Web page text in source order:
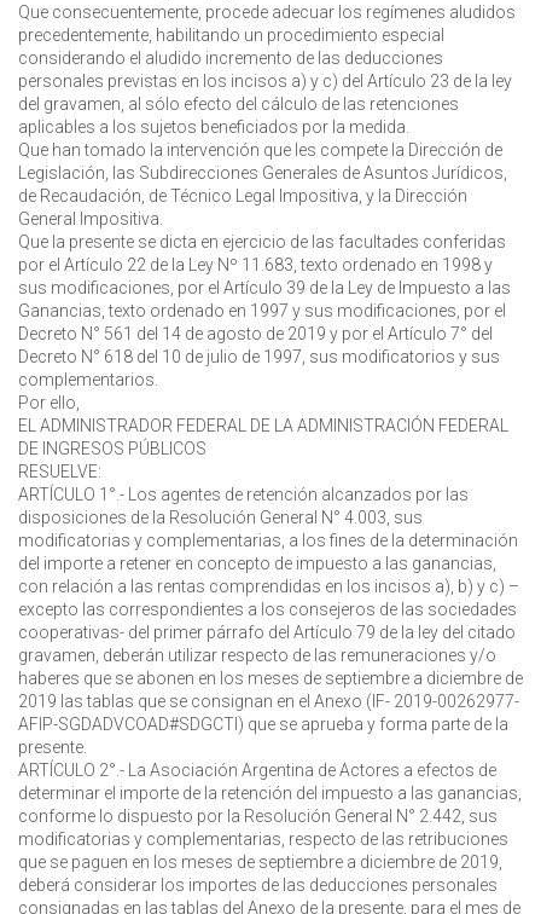
Que consecuentemente, procede adecuar los regímenes aludidos
precedentemente, habilitando un procedimiento especial
considerando el aludido incremento de las deducciones
personales previstas en los incisos a) y c) del Artículo 23 de la ley
del gravamen, al sólo efecto del cálculo de las retenciones
aplicables a los sujetos beneficiados por la medida.
Que han tomado la intervención que les compete la Dirección de
Legislación, las Subdirecciones Generales de Asuntos Jurídicos,
de Recaudación, de Técnico Legal Impositiva, y la Dirección
General Impositiva.
Que la presente se dicta en ejercicio de las facultades conferidas
por el Artículo 22 de la Ley Nº 11.683, texto ordenado en 1998 y
sus modificaciones, por el Artículo 39 de la Ley de Impuesto a las
Ganancias, texto ordenado en 1997 y sus modificaciones, por el
Decreto N° 561 del 14 de agosto de 2019 y por el Artículo 7° del
Decreto N° 618 del 10 de julio de 1997, sus modificatorios y sus
complementarios.
Por ello,
EL ADMINISTRADOR FEDERAL DE LA ADMINISTRACIÓN FEDERAL
DE INGRESOS PÚBLICOS
RESUELVE:
ARTÍCULO 1°.- Los agentes de retención alcanzados por las
disposiciones de la Resolución General N° 4.003, sus
modificatorias y complementarias, a los fines de la determinación
del importe a retener en concepto de impuesto a las ganancias,
con relación a las rentas comprendidas en los incisos a), b) y c) –
excepto las correspondientes a los consejeros de las sociedades
cooperativas- del primer párrafo del Artículo 79 de la ley del citado
gravamen, deberán utilizar respecto de las remuneraciones y/o
haberes que se abonen en los meses de septiembre a diciembre de
2019 las tablas que se consignan en el Anexo (IF- 2019-00262977-
AFIP-SGDADVCOAD#SDGCTI) que se aprueba y forma parte de la
presente.
ARTÍCULO 2°.- La Asociación Argentina de Actores a efectos de
determinar el importe de la retención del impuesto a las ganancias,
conforme lo dispuesto por la Resolución General N° 2.442, sus
modificatorias y complementarias, respecto de las retribuciones
que se paguen en los meses de septiembre a diciembre de 2019,
deberá considerar los importes de las deducciones personales
consignadas en las tablas del Anexo de la presente, para el mes de